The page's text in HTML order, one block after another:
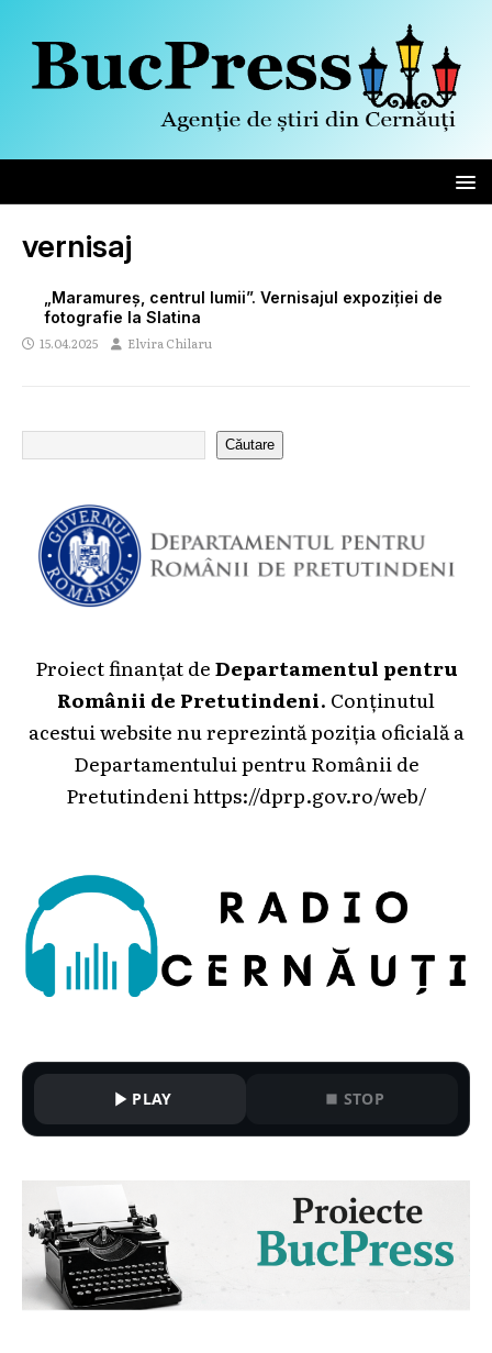
vernisaj
„Maramureș, centrul lumii”. Vernisajul expoziției de
fotografie la Slatina
15.04.2025 Elvira Chilaru
Căutare
Proiect finanțat deDepartamentul pentru
Românii de Pretutindeni. Conținutul
acestui website nu reprezintă poziția oficială a
Departamentului pentru Românii de
Pretutindeni https://dprp.gov.ro/web/
PLAY STOP